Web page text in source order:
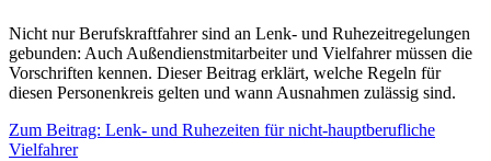
Nicht nur Berufskraftfahrer sind an Lenk- und Ruhezeitregelungen
gebunden: Auch Außendienstmitarbeiter und Vielfahrer müssen die
Vorschriften kennen. Dieser Beitrag erklärt, welche Regeln für
diesen Personenkreis gelten und wann Ausnahmen zulässig sind.
Zum Beitrag: Lenk- und Ruhezeiten für nicht-hauptberufliche
Vielfahrer